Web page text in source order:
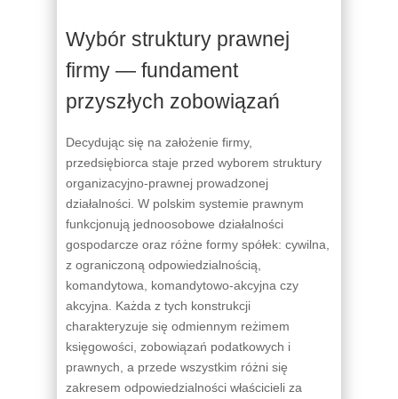
Wybór struktury prawnej
firmy — fundament
przyszłych zobowiązań
Decydując się na założenie firmy,
przedsiębiorca staje przed wyborem struktury
organizacyjno-prawnej prowadzonej
działalności. W polskim systemie prawnym
funkcjonują jednoosobowe działalności
gospodarcze oraz różne formy spółek: cywilna,
z ograniczoną odpowiedzialnością,
komandytowa, komandytowo-akcyjna czy
akcyjna. Każda z tych konstrukcji
charakteryzuje się odmiennym reżimem
księgowości, zobowiązań podatkowych i
prawnych, a przede wszystkim różni się
zakresem odpowiedzialności właścicieli za